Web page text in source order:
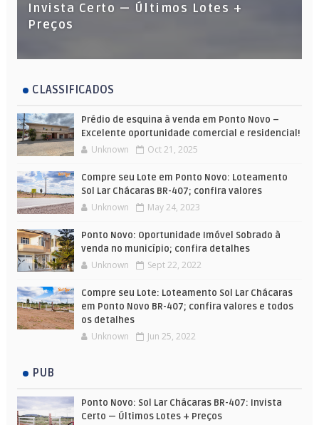
Invista Certo — Últimos Lotes +
Preços
CLASSIFICADOS
Prédio de esquina à venda em Ponto Novo –
Excelente oportunidade comercial e residencial!
Unknown Oct 21, 2025
Compre seu Lote em Ponto Novo: Loteamento
Sol Lar Chácaras BR-407; confira valores
Unknown May 24, 2023
Ponto Novo: Oportunidade Imóvel Sobrado à
venda no município; confira detalhes
Unknown Sept 22, 2022
Compre seu Lote: Loteamento Sol Lar Chácaras
em Ponto Novo BR-407; confira valores e todos
os detalhes
Unknown Jun 25, 2022
PUB
Ponto Novo: Sol Lar Chácaras BR-407: Invista
Certo — Últimos Lotes + Preços